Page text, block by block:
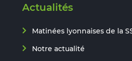
Actualités
Matinées lyonnaises de la
Notre actualité